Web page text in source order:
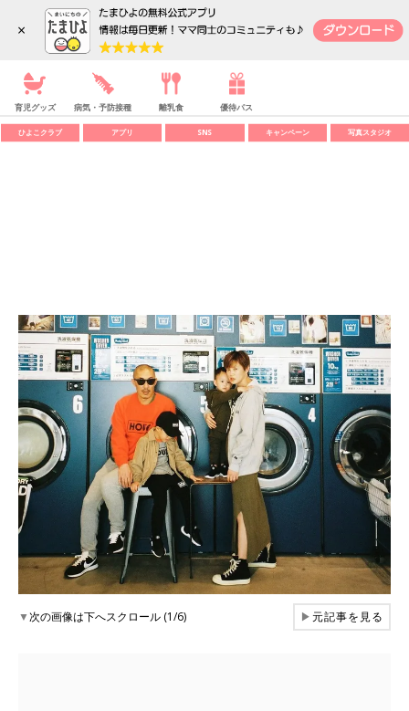
×
妊娠・出産 妊活
育児グッズ 病気・予防接種 離乳食 優待パス
ひよこクラブ アプリ SNS キャンペーン 写真スタジオ
▼次の画像は下へスクロール (1/6) ▶元記事を見る